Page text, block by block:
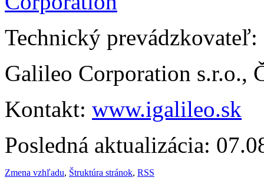
Technický prevádzkovateľ:
Galileo Corporation s.r.o.,
Kontakt: www.igalileo.sk
Posledná aktualizácia:
Zmena vzhľadu, Štruktúra stránok, RSS